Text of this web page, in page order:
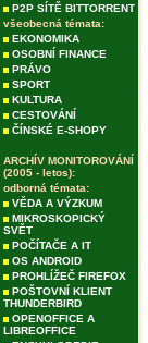
P2P SÍTĚ BITTORRENT
všeobecná témata:
EKONOMIKA
OSOBNÍ FINANCE
PRÁVO
SPORT
KULTURA
CESTOVÁNÍ
ČÍNSKÉ E-SHOPY
ARCHÍV MONITOROVÁNÍ
(2005 - letos):
odborná témata:
VĚDA A VÝZKUM
MIKROSKOPICKÝ
SVĚT
POČÍTAČE A IT
OS ANDROID
PROHLÍŽEČ FIREFOX
POŠTOVNÍ KLIENT
THUNDERBIRD
OPENOFFICE A
LIBREOFFICE